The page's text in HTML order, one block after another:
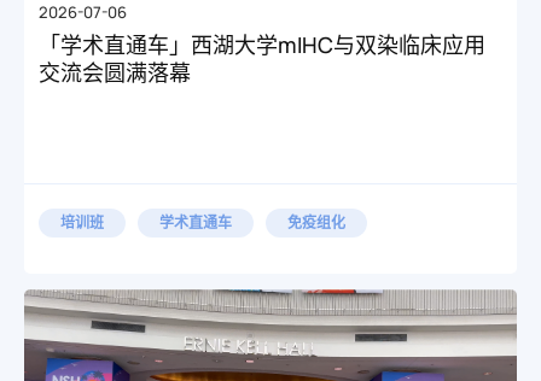
2026-07-06
「学术直通车」西湖大学mIHC与双染临床应用
交流会圆满落幕
培训班 学术直通车 免疫组化